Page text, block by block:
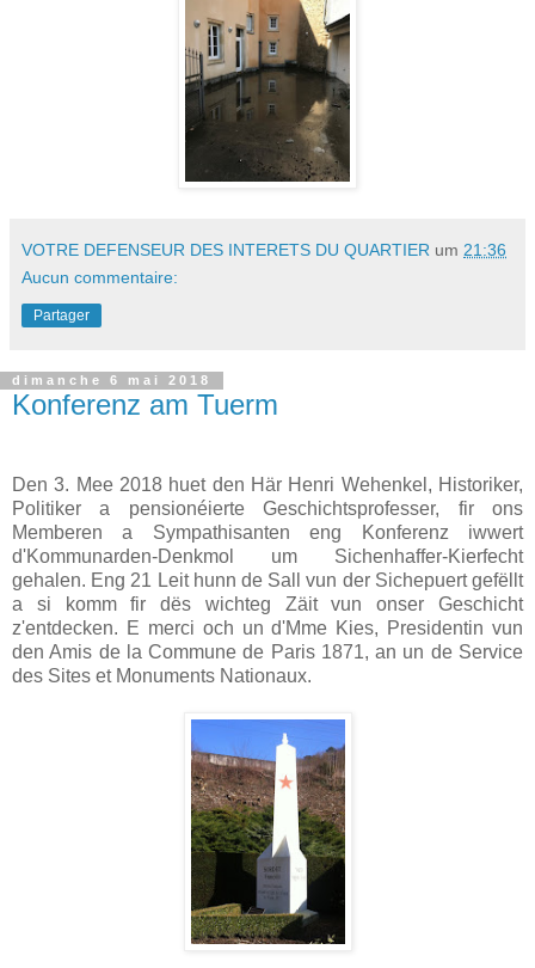
VOTRE DEFENSEUR DES INTERETS DU QUARTIER um 21:36
Aucun commentaire:
Partager
dimanche 6 mai 2018
Konferenz am Tuerm
Den 3. Mee 2018 huet den Här Henri Wehenkel, Historiker,
Politiker a pensionéierte Geschichtsprofesser, fir ons
Memberen a Sympathisanten eng Konferenz iwwert
d'Kommunarden-Denkmol um Sichenhaffer-Kierfecht
gehalen. Eng 21 Leit hunn de Sall vun der Sichepuert gefëllt
a si komm fir dës wichteg Zäit vun onser Geschicht
z'entdecken. E merci och un d'Mme Kies, Presidentin vun
den Amis de la Commune de Paris 1871, an un de Service
des Sites et Monuments Nationaux.